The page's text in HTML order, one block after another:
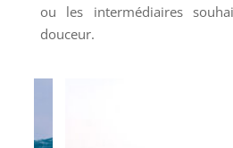
ou les intermédiaires
douceur.